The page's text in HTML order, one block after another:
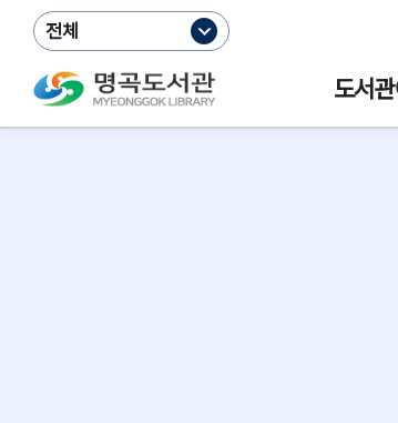
전체
도서